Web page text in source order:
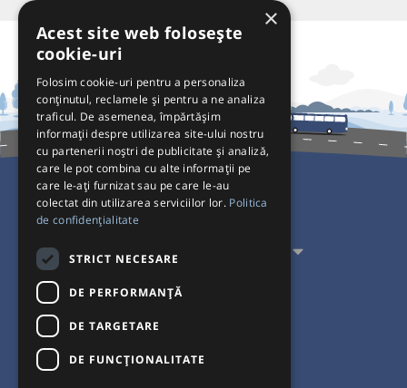
Pentru Călători
Pentru Transportatori
Interacționăm
Acceptăm plăți cu
×
Acest site web folosește
cookie-uri
Folosim cookie-uri pentru a personaliza
conținutul, reclamele și pentru a ne analiza
traficul. De asemenea, împărtășim
informații despre utilizarea site-ului nostru
cu partenerii noștri de publicitate și analiză,
care le pot combina cu alte informații pe
care le-ați furnizat sau pe care le-au
colectat din utilizarea serviciilor lor. Politica
de confidențialitate
STRICT NECESARE
DE PERFORMANȚĂ
DE TARGETARE
DE FUNCŢIONALITATE